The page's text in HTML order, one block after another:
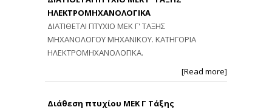
ΗΛΕΚΤΡΟΜΗΧΑΝΟΛΟΓΙΚΑ
ΔΙΑΤΙΘΕΤΑΙ ΠΤΥΧΙΟ ΜΕΚ Γ' ΤΑΞΗΣ
ΜΗΧΑΝΟΛΟΓΟΥ ΜΗΧΑΝΙΚΟΥ. ΚΑΤΗΓΟΡΙΑ
ΗΛΕΚΤΡΟΜΗΧΑΝΟΛΟΓΙΚΑ.
[Read more]
Διάθεση πτυχίου ΜΕΚ Γ Τάξης